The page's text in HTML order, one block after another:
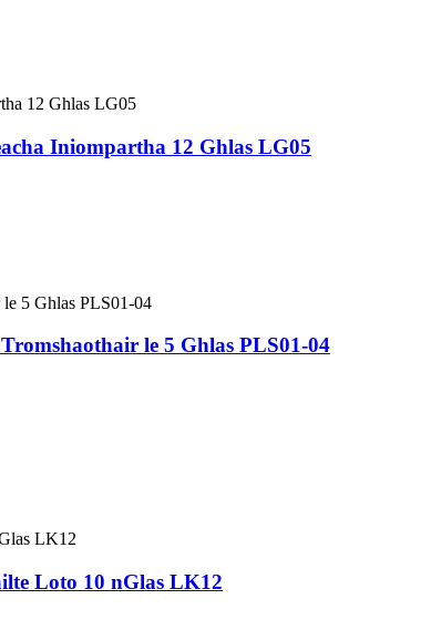
Iniompartha 12 Ghlas LG05
le 5 Ghlas PLS01-04
Loto 10 nGlas LK12